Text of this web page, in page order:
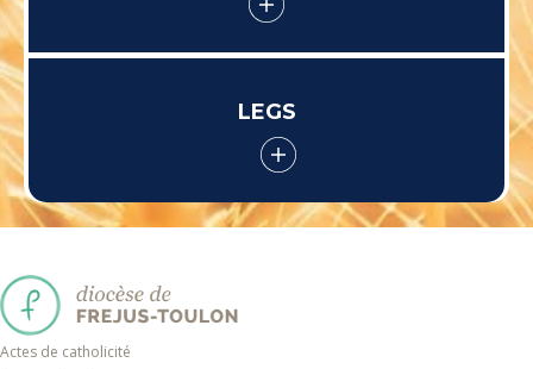
LEGS
Actes de catholicité